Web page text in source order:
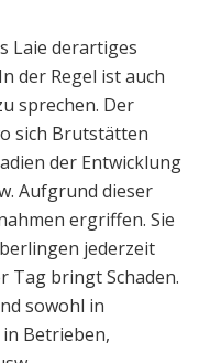
Laie derartiges
der Regel ist auch
sprechen. Der
sich Brutstätten
der Entwicklung
Aufgrund dieser
ergriffen. Sie
jederzeit
Tag bringt Schaden.
sowohl in
Betrieben,